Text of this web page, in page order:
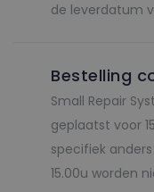
de leverdatum
Bestelling
Small Repair
geplaatst voor
specifiek
15.00u worden